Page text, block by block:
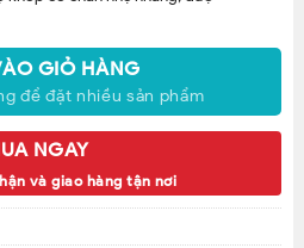
GIỎ HÀNG
để đặt nhiều sản phẩm
NGAY
và giao hàng tận nơi